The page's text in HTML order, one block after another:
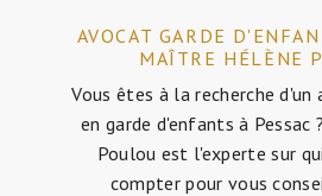
AVOCAT GARDE
MAÎTRE HÉLÈNE
Vous êtes à la recherche d'un
en garde d'enfants à Pessac
Poulou est l'experte sur
compter pour vous